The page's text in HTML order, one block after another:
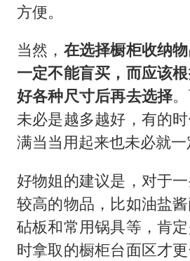
方便。
当然， 在选择橱柜收纳
一定不能盲买，而应该
好各种尺寸后再去选择
未必是越多越好，有的
满当当用起来也未必就一
好物姐的建议是，对于
较高的物品，比如油盐酱
砧板和常用锅具等，肯
时拿取的橱柜台面区才